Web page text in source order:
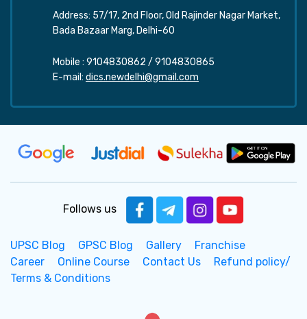
Address: 57/17, 2nd Floor, Old Rajinder Nagar Market,
Bada Bazaar Marg, Delhi-60
Mobile : 9104830862 / 9104830865
E-mail: dics.newdelhi@gmail.com
Follows us
UPSC Blog GPSC Blog Gallery
Franchise
Career
Online Course Contact Us
Refund policy/
Terms & Conditions